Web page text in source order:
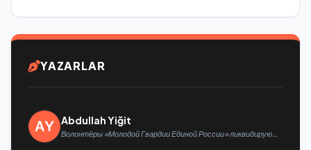
YAZARLAR
Abdullah Yiğit
Волонтёры «Молодой Гвардии Единой России» ликвидируют